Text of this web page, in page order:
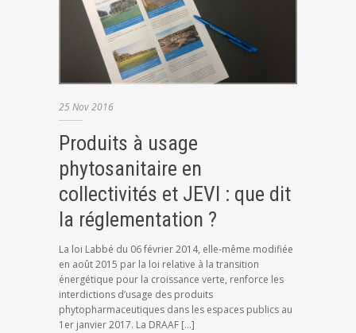
25Nov2016
Produits à usage
phytosanitaire en
collectivités et JEVI : que dit
la réglementation ?
La loi Labbé du 06 février 2014, elle-même modifiée
en août 2015 par la loi relative à la transition
énergétique pour la croissance verte, renforce les
interdictions d’usage des produits
phytopharmaceutiques dans les espaces publics au
1er janvier 2017. La DRAAF […]